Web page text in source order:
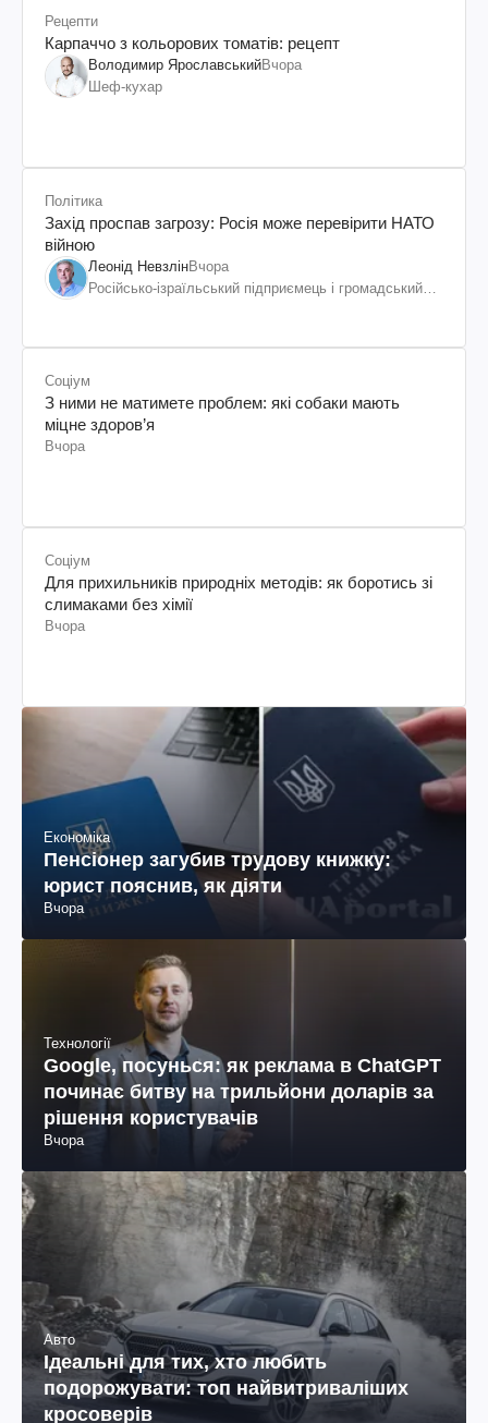
Рецепти
Карпаччо з кольорових томатів: рецепт
Володимир ЯрославськийВчора
Шеф-кухар
Політика
Захід проспав загрозу: Росія може перевірити НАТО
війною
Леонід НевзлінВчора
Російсько-ізраїльський підприємець і громадський
Соціум
З ними не матимете проблем: які собаки мають
міцне здоров’я
Вчора
Соціум
Для прихильників природніх методів: як боротись зі
слимаками без хімії
Вчора
Економіка
Пенсіонер загубив трудову книжку:
юрист пояснив, як діяти
Вчора
Технології
Google, посунься: як реклама в ChatGPT
починає битву на трильйони доларів за
рішення користувачів
Вчора
Авто
Ідеальні для тих, хто любить
подорожувати: топ найвитриваліших
кросоверів